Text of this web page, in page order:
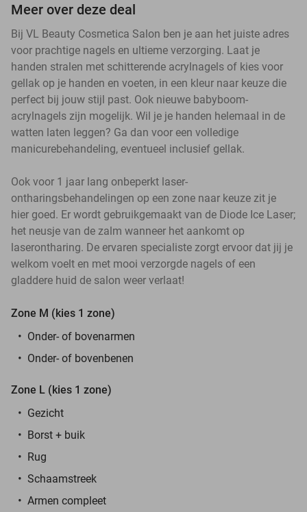
Meer over deze deal
Bij VL Beauty Cosmetica Salon ben je aan het juiste adres
voor prachtige nagels en ultieme verzorging. Laat je
handen stralen met schitterende acrylnagels of kies voor
gellak op je handen en voeten, in een kleur naar keuze die
perfect bij jouw stijl past. Ook nieuwe babyboom-
acrylnagels zijn mogelijk. Wil je je handen helemaal in de
watten laten leggen? Ga dan voor een volledige
manicurebehandeling, eventueel inclusief gellak.
Ook voor 1 jaar lang onbeperkt laser-
ontharingsbehandelingen op een zone naar keuze zit je
hier goed. Er wordt gebruikgemaakt van de Diode Ice Laser;
het neusje van de zalm wanneer het aankomt op
laserontharing. De ervaren specialiste zorgt ervoor dat jij je
welkom voelt en met mooi verzorgde nagels of een
gladdere huid de salon weer verlaat!
Zone M (kies 1 zone)
Onder- of bovenarmen
Onder- of bovenbenen
Zone L (kies 1 zone)
Gezicht
Borst + buik
Rug
Schaamstreek
Armen compleet